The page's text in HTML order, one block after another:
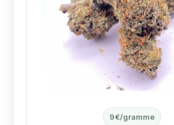
9€/gramme